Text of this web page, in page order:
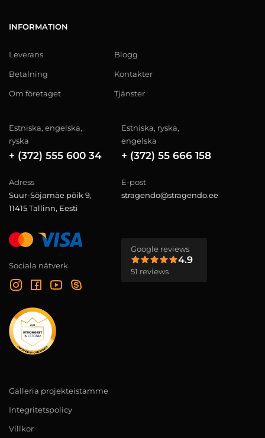
INFORMATION
Leverans
Betalning
Om företaget
Blogg
Kontakter
Tjänster
Estniska, engelska,
ryska
+ (372) 555 600 34
Estniska, ryska,
engelska
+ (372) 55 666 158
Adress
Suur-Sõjamäe põik 9,
11415 Tallinn, Eesti
E-post
stragendo@stragendo.ee
Sociala nätverk
Google reviews
4.9
51 reviews
Galleria projekteistamme
Integritetspolicy
Villkor